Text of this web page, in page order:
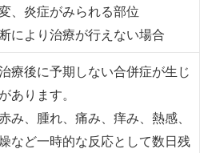
、炎症がみられる部位
により治療が行えない場合
療後に予期しない合併症が生じ
あります。
み、腫れ、痛み、痒み、熱感、
など一時的な反応として数日残